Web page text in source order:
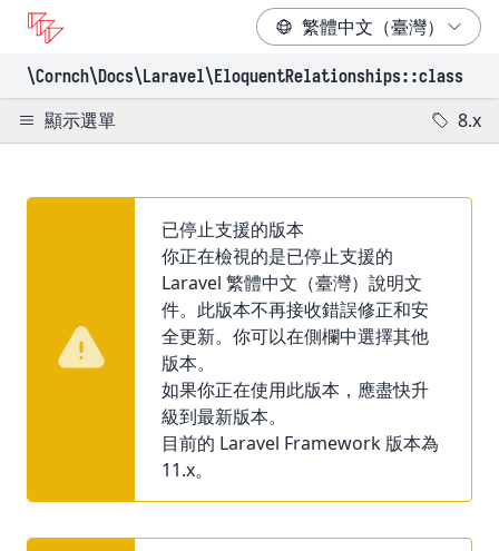
\Cornch\Docs\Laravel\EloquentRelationships::class
顯示選單 8.x
已停止支援的版本
你正在檢視的是已停止支援的
Laravel 繁體中文（臺灣）說明文
件。此版本不再接收錯誤修正和安
全更新。你可以在側欄中選擇其他
版本。
如果你正在使用此版本，應盡快升
級到最新版本。
目前的 Laravel Framework 版本為
11.x。